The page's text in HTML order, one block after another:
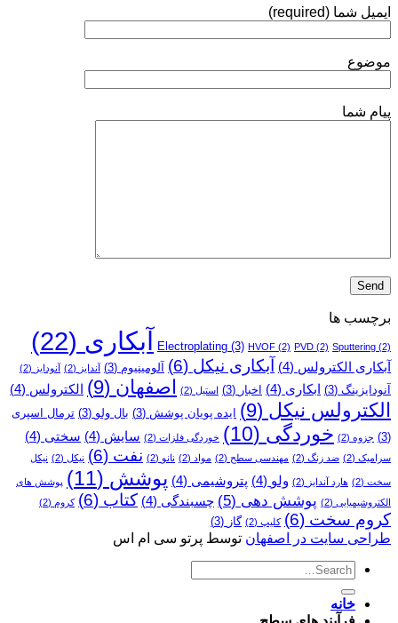
نیکل
ایمیل شما (required)
موضوع
پیام شما
برچسب ها
Electroplating (3) HVOF (2) PVD (2) Sputtering (2) آبکاری (22)
آبکاری الکترولس (4) آبکاری نیکل (6) آلومینیوم (3) آندایز (2) آنودایز (2)
آنودایزینگ (3) ابکاری (4) اخبار (3) استیل (2) اصفهان (9) الکترولس (4)
الکترولس نیکل (9) ایده پویان پوشش (3) بال ولو (3)
ترمال اسپری
(3)
جزوه (2) خوردگی (10) خوردگی فلزات (2) سایش (4) سختی (4)
سرامیک (2) ضد زنگ (2) مهندسی سطح (2) مواد (2) نانو (2) نفت (6) نیکل (2) نیکل
سخت (2) هارد آندایز (2) ولو (4) پتروشیمی (4) پوشش (11)
پوشش­ های
الکتروشیمیایی (2) پوشش دهی (5) چسبندگی (4) کتاب (6) کروم (2)
کروم سخت (6) کلیپ (2) گاز (3)
طراحی سایت در اصفهان توسط پرتو سی ام اس
خانه